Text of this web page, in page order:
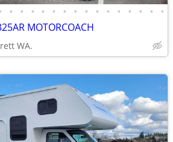
• • • • • • • • • • • • • • •
MOTORCOACH
WA.